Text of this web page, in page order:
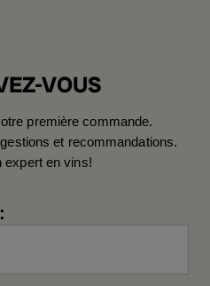
VOUS
première commande.
et recommandations.
expert en vins!